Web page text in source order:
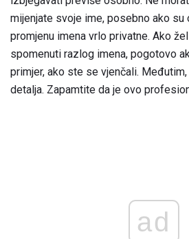
mijenjate svoje ime, posebno ako
promjenu imena vrlo privatne. Ako
spomenuti razlog imena, pogotovo
primjer, ako ste se vjenčali.
detalja. Zapamtite da je ovo
ad